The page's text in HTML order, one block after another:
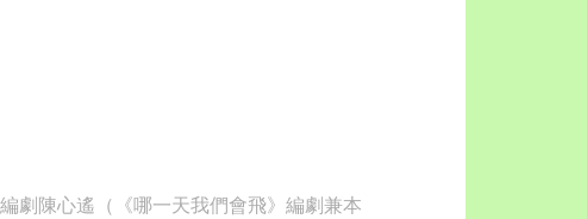
劇陳心遙（《哪一天我們會飛》編劇兼本